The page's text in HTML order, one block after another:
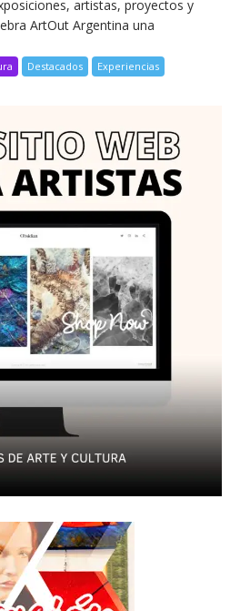
artistas, proyectos y
ArtOut Argentina una
Destacados
Experiencias